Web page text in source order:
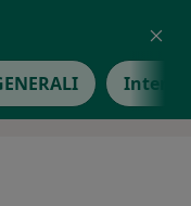
Inter